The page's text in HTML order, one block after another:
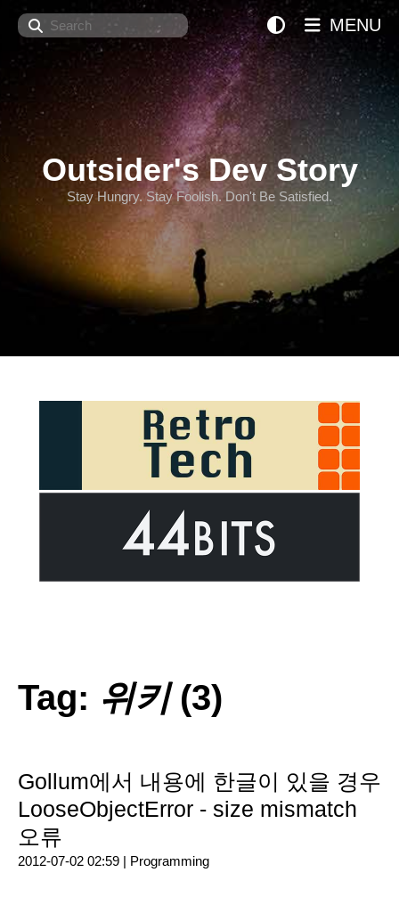
Search
Outsider's Dev Story
Stay Hungry. Stay Foolish. Don't Be Satisfied.
MENU
Tag: 위키(3)
Gollum에서 내용에 한글이 있을 경우
LooseObjectError - size mismatch
오류
2012-07-02 02:59 | Programming